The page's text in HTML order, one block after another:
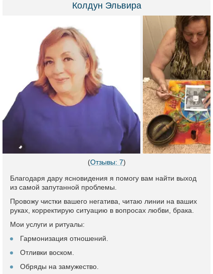
Колдун Эльвира
(Отзывы: 7)
Благодаря дару ясновидения я помогу вам найти выход
из самой запутанной проблемы.
Провожу чистки вашего негатива, читаю линии на ваших
руках, корректирую ситуацию в вопросах любви, брака.
Мои услуги и ритуалы:
Гармонизация отношений.
Отливки воском.
Обряды на замужество.